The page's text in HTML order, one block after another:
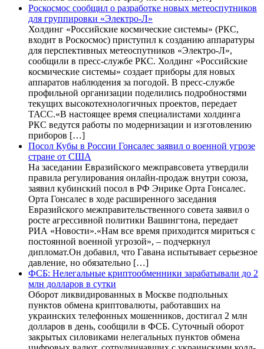
Роскосмос сообщил о разработке новых метеоспутников
для группировки «Электро-Л»
Холдинг «Российские космические системы» (РКС,
входит в Роскосмос) приступил к созданию аппаратуры
для перспективных метеоспутников «Электро-Л»,
сообщили в пресс-службе РКС. Холдинг «Российские
космические системы» создает приборы для новых
аппаратов наблюдения за погодой. В пресс-службе
профильной организации поделились подробностями
текущих высокотехнологичных проектов, передает
ТАСС.«В настоящее время специалистами холдинга
РКС ведутся работы по модернизации и изготовлению
приборов […]
Посол Кубы в России Гонсалес заявил о военной угрозе
стране от США
На заседании Евразийского межправсовета утвердили
правила регулирования онлайн-продаж внутри союза,
заявил кубинский посол в РФ Энрике Орта Гонсалес.
Орта Гонсалес в ходе расширенного заседания
Евразийского межправительственного совета заявил о
росте агрессивной политики Вашингтона, передает
РИА «Новости».«Нам все время приходится мириться с
постоянной военной угрозой», – подчеркнул
дипломат.Он добавил, что Гавана испытывает серьезное
давление, но обязательно […]
ФСБ: Нелегальные криптообменники зарабатывали до 2
млн долларов в сутки
Оборот ликвидированных в Москве подпольных
пунктов обмена криптовалюты, работавших на
украинских телефонных мошенников, достигал 2 млн
долларов в день, сообщили в ФСБ. Суточный оборот
закрытых силовиками нелегальных пунктов обмена